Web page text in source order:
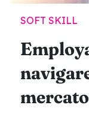
SOFT SKILL